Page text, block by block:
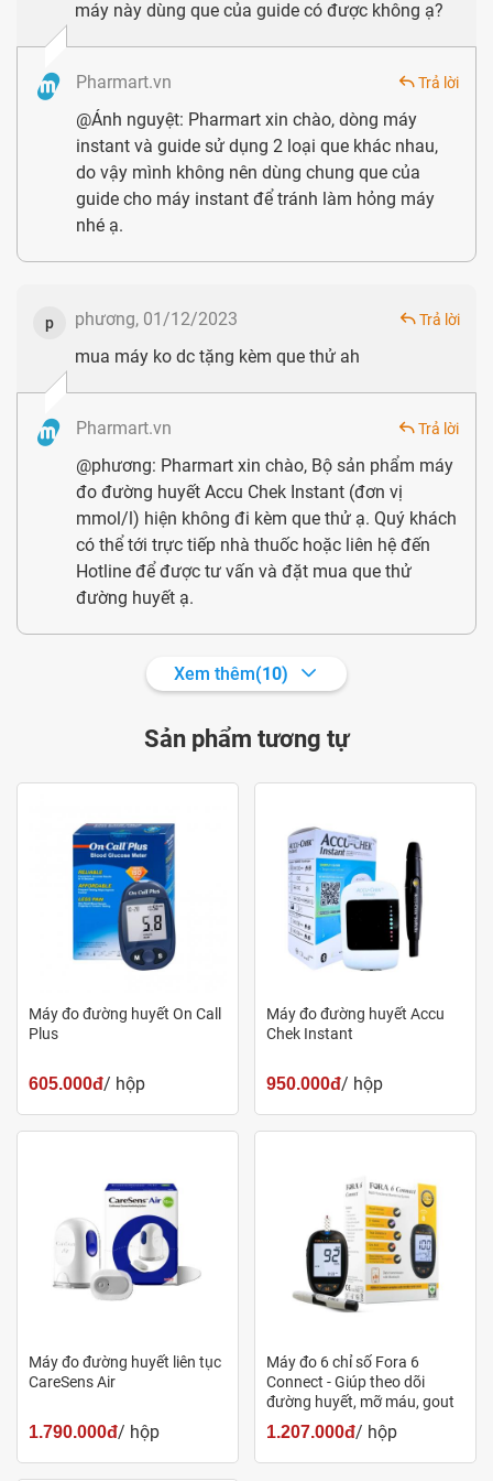
người dùng; có thể kết nối không dây với phần mềm theo
máy vào các thiết bị lưu trữ khác qua cổng USB.
Máy loại bỏ que code và tối giản nút bấm, mọi thao tác chỉ
với 1 nút bấm đơn giản và que thử. Với những bệnh nhân
lớn tuổi, loại máy này vô cùng thích hợp.
Bộ nhớ với dung lượng lớn sẽ thuận tiện cho khách hàng
hoặc lưu trữ ngoài.
Mức giá hiện tại của Accu Chek Instant chưa đến
1.000.000đ, đây là mức giá trung bình của 1 sản phẩm
kiểm tra đường huyết. Có thể nói, với các tính năng và chất
lượng như trên, Accu Chek Instant hoàn toàn xứng đáng là
best seller của Accu Chek. Ngoài ra, nếu lần đầu tham khảo
sản phẩm, bạn có thể chọn muacombo máy và 25 que thử
của Pharmart để tiết kiệm chi phí hơn.
Giá và địa chỉ mua uy tín
Accu-Chek Instant (đơn vị mmol/l) được phân phối rộng rãi
lựa chọn địa chỉ đáng tin cậy để đảm bảo chất lượng đúng
Pharmart.vn là nhà cung cấp máy đo đường huyết Accu
Chek Instant chính hãng
Pharmart.vnlà địa chỉ uy tín hàng đầu trong lĩnh vực cung
cấp thiết bị y tế như
máy đo đường huyết, que thử, kim lấy
nhà cung cấp, có giấy tờ xuất xứ và kiểm định từ Bộ Y tế rõ
ràng. Ngoài ra, quý khách khi mua hàng tại Pharmart.vn sẽ
được hỗ trợ hướng dẫn sử dụng chi tiết tỉ mỉ, tham gia bốc
thăm trúng thưởng với nhiều phần quà giá trị và trở thành
máy này dùng que của guide có được không ạ?
Pharmart.vn Trả lời
@Ánh nguyệt: Pharmart xin chào, dòng máy
instant và guide sử dụng 2 loại que khác nhau,
do vậy mình không nên dùng chung que của
guide cho máy instant để tránh làm hỏng máy
nhé ạ.
p phương, 01/12/2023 Trả lời
mua máy ko dc tặng kèm que thử ah
Pharmart.vn Trả lời
@phương: Pharmart xin chào, Bộ sản phẩm máy
đo đường huyết Accu Chek Instant (đơn vị
mmol/l) hiện không đi kèm que thử ạ. Quý khách
có thể tới trực tiếp nhà thuốc hoặc liên hệ đến
Hotline để được tư vấn và đặt mua que thử
đường huyết ạ.
Xem thêm(10)
Sản phẩm tương tự
Máy đo đường huyết On Call
Plus
605.000đ/ hộp
Máy đo đường huyết Accu
Chek Instant
950.000đ/ hộp
Máy đo đường huyết liên tục
CareSens Air
1.790.000đ/ hộp
Máy đo 6 chỉ số Fora 6
Connect - Giúp theo dõi
đường huyết, mỡ máu, gout
1.207.000đ/ hộp